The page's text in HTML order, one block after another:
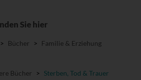
Sie hier
> Bücher > Familie & Erziehung
Bücher > Sterben, Tod & Trauer